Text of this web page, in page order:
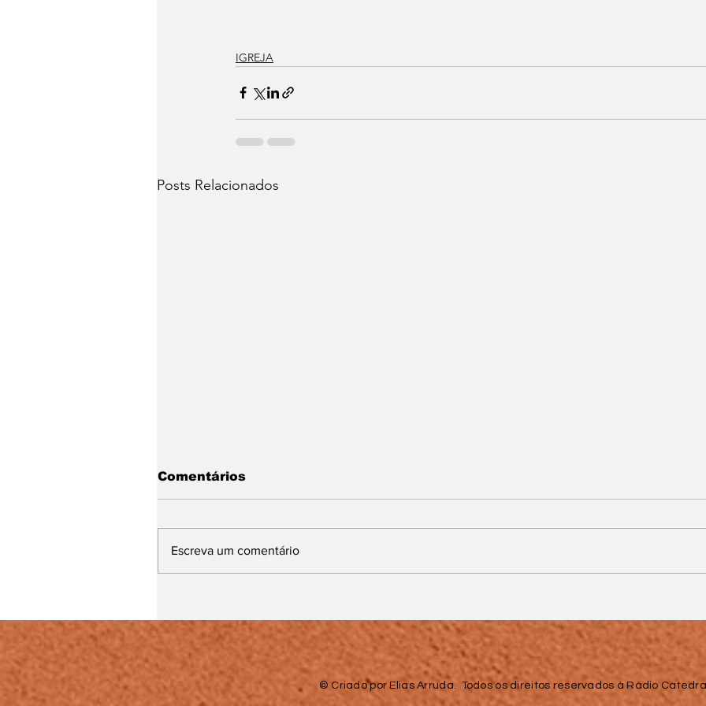
IGREJA
Posts Relacionados
festa de Nossa Senhora
da Assunção
Encontro Regional
sobre a Missão da Cúria
Diocesana
Comentários
Escreva um comentário
© Criado por Elias Arruda. Todos os direitos reservados à Rádio